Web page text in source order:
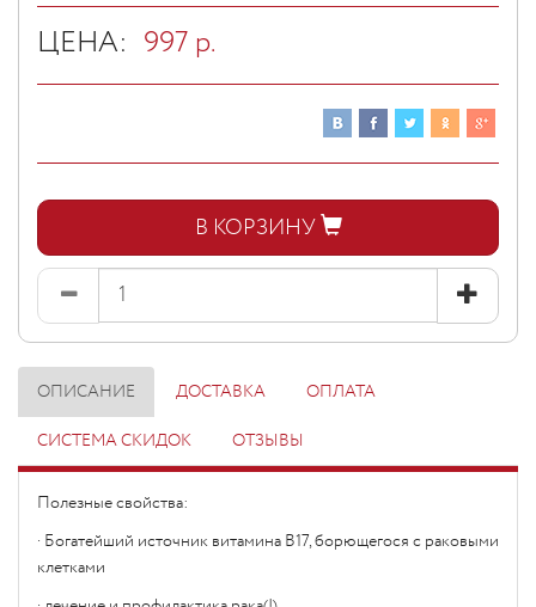
ЦЕНА: 997 р.
В КОРЗИНУ
ОПИСАНИЕ ДОСТАВКА ОПЛАТА
СИСТЕМА СКИДОК ОТЗЫВЫ
Полезные свойства:
· Богатейший источник витамина В17, борющегося с раковыми
клетками